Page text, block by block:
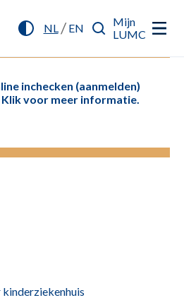
NL/ EN
Mijn
LUMC
inchecken (aanmelden)
voor meer informatie.